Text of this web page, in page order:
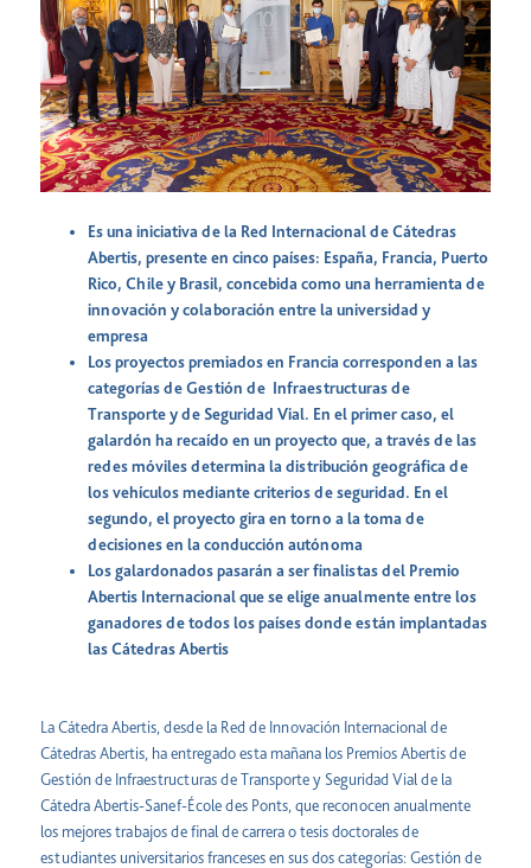
Es una iniciativa de la Red Internacional de Cátedras
Abertis, presente en cinco países: España, Francia, Puerto
Rico, Chile y Brasil, concebida como una herramienta de
innovación y colaboración entre la universidad y
empresa
Los proyectos premiados en Francia corresponden a las
categorías de Gestión de Infraestructuras de
Transporte y de Seguridad Vial. En el primer caso, el
galardón ha recaído en un proyecto que, a través de las
redes móviles determina la distribución geográfica de
los vehículos mediante criterios de seguridad. En el
segundo, el proyecto gira en torno a la toma de
decisiones en la conducción autónoma
Los galardonados pasarán a ser finalistas del Premio
Abertis Internacionalque se elige anualmente entre los
ganadores de todos los países donde están implantadas
las Cátedras Abertis
La Cátedra Abertis, desde la Red de Innovación Internacional de
Cátedras Abertis, ha entregado esta mañana los Premios Abertis de
Gestión de Infraestructuras de Transporte y Seguridad Vial de la
Cátedra Abertis-Sanef-École des Ponts, que reconocen anualmente
los mejores trabajos de final de carrera o tesis doctorales de
estudiantes universitarios franceses en sus dos categorías: Gestión de